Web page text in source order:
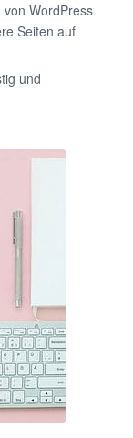
WordPress
Seiten auf
und